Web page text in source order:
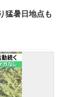
猛暑日地点も